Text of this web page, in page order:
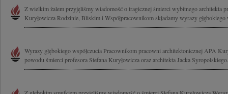
Z wielkim żalem przyjęliśmy wiadomość o tragicznej śmierci wybitnego architekta
Kuryłowicza Rodzinie, Bliskim i Współpracownikom składamy wyrazy głębokiego
Wyrazy głębokiego współczucia Pracownikom pracowni architektonicznej APA
powodu śmierci profesora Stefana Kuryłowicza oraz architekta Jacka